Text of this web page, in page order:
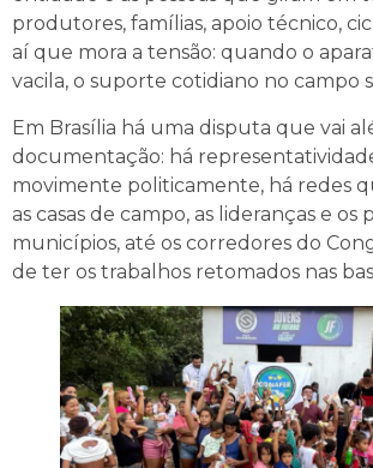
produtores, famílias, apoio técnico,
aí que mora a tensão: quando o
vacila, o suporte cotidiano no campo
Em Brasília há uma disputa que vai
documentação: há
movimente politicamente, há redes
as casas de campo, as lideranças e os
municípios, até os corredores do
de ter os trabalhos retomados nas